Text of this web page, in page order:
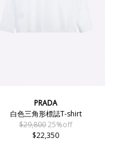
PRADA
白色三角形標誌T-shirt
$29,80025%off
$22,350